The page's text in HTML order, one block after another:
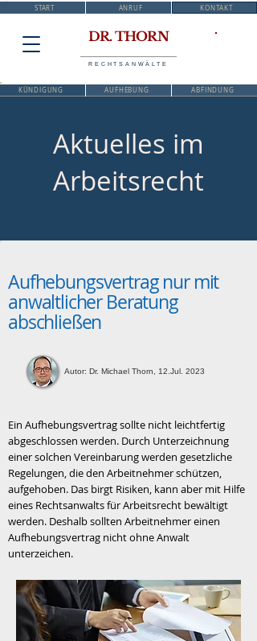
START ANRUF KONTAKT
DR. THORN
RECHTSANWÄLTE
KÜNDIGUNG AUFHEBUNG ABFINDUNG
Aktuelles im
Arbeitsrecht
Aufhebungsvertrag nur mit
anwaltlicher Beratung
abschließen
Autor: Dr. Michael Thorn, 12.Jul. 2023
Ein Aufhebungsvertrag sollte nicht leichtfertig
abgeschlossen werden. Durch Unterzeichnung
einer solchen Vereinbarung werden gesetzliche
Regelungen, die den Arbeitnehmer schützen,
aufgehoben. Das birgt Risiken, kann aber mit Hilfe
eines Rechtsanwalts für Arbeitsrecht bewältigt
werden. Deshalb sollten Arbeitnehmer einen
Aufhebungsvertrag nicht ohne Anwalt
unterzeichen.